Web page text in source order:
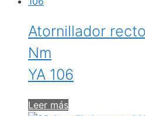
Atornillador
Nm
YA 106
Leer más